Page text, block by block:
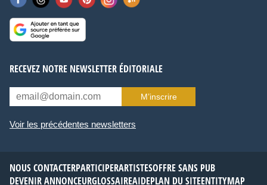
RECEVEZ NOTRE NEWSLETTER ÉDITORIALE
M’inscrire
Voir les précédentes newsletters
NOUS CONTACTERPARTICIPERARTISTESOFFRE SANS PUB
DEVENIR ANNONCEURGLOSSAIREAIDEPLAN DU SITEENTITYMAP